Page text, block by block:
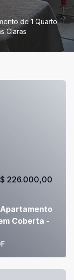
de 1 Quarto
Claras
Coberta -
226.000,00